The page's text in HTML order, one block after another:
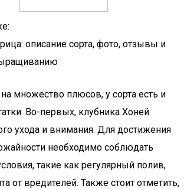
описание сорта, фото, отзывы и
множество плюсов, у сорта есть и
Во-первых, клубника Хоней
ухода и внимания. Для достижения
необходимо соблюдать
такие как регулярный полив,
от вредителей. Также стоит отметить,